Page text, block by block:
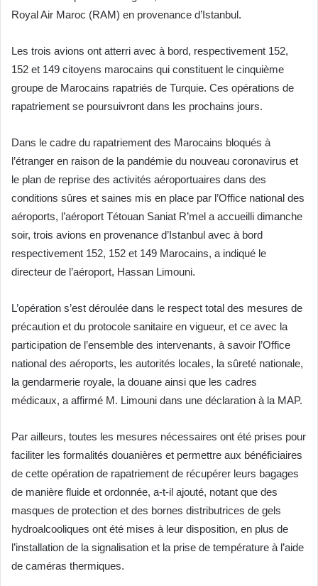
Royal Air Maroc (RAM) en provenance d’Istanbul.
Les trois avions ont atterri avec à bord, respectivement 152,
152 et 149 citoyens marocains qui constituent le cinquième
groupe de Marocains rapatriés de Turquie. Ces opérations de
rapatriement se poursuivront dans les prochains jours.
Dans le cadre du rapatriement des Marocains bloqués à
l’étranger en raison de la pandémie du nouveau coronavirus et
le plan de reprise des activités aéroportuaires dans des
conditions sûres et saines mis en place par l’Office national des
aéroports, l’aéroport Tétouan Saniat R’mel a accueilli dimanche
soir, trois avions en provenance d’Istanbul avec à bord
respectivement 152, 152 et 149 Marocains, a indiqué le
directeur de l’aéroport, Hassan Limouni.
L’opération s’est déroulée dans le respect total des mesures de
précaution et du protocole sanitaire en vigueur, et ce avec la
participation de l’ensemble des intervenants, à savoir l’Office
national des aéroports, les autorités locales, la sûreté nationale,
la gendarmerie royale, la douane ainsi que les cadres
médicaux, a affirmé M. Limouni dans une déclaration à la MAP.
Par ailleurs, toutes les mesures nécessaires ont été prises pour
faciliter les formalités douanières et permettre aux bénéficiaires
de cette opération de rapatriement de récupérer leurs bagages
de manière fluide et ordonnée, a-t-il ajouté, notant que des
masques de protection et des bornes distributrices de gels
hydroalcooliques ont été mises à leur disposition, en plus de
l’installation de la signalisation et la prise de température à l’aide
de caméras thermiques.